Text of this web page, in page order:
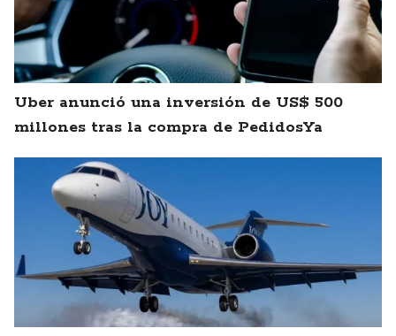
Uber anunció una inversión de US$ 500
millones tras la compra de PedidosYa